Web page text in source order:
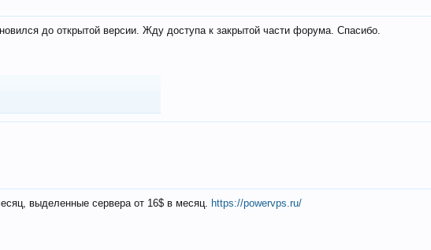
до открытой версии. Жду доступа к закрытой части форума. Спасибо.
выделенные сервера от 16$ в месяц. https://powervps.ru/